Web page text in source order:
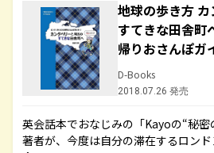
地球の歩き方
すてきな田舎町
帰りおさんぽガ
D-Books
2018.07.26 発売
英会話本でおなじみの「Kayoの“秘密
著者が、今度は自分の滞在するロン